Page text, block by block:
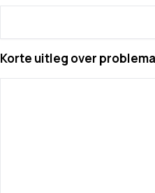
Korte uitleg over